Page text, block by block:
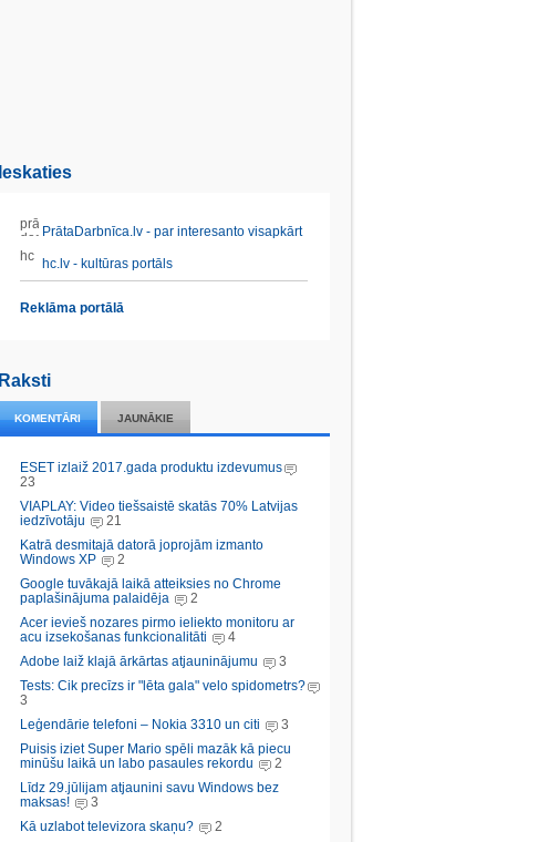
Ieskaties
PrātaDarbnīca.lv - par interesanto visapkārt
hc.lv - kultūras portāls
Reklāma portālā
Raksti
KOMENTĀRI JAUNĀKIE
ESET izlaiž 2017.gada produktu izdevumus
23
VIAPLAY: Video tiešsaistē skatās 70% Latvijas
iedzīvotāju
21
Katrā desmitajā datorā joprojām izmanto
Windows XP
2
Google tuvākajā laikā atteiksies no Chrome
paplašinājuma palaidēja
2
Acer ievieš nozares pirmo ieliekto monitoru ar
acu izsekošanas funkcionalitāti
4
Adobe laiž klajā ārkārtas atjauninājumu
3
Tests: Cik precīzs ir "lēta gala" velo spidometrs?
3
Leģendārie telefoni – Nokia 3310 un citi
3
Puisis iziet Super Mario spēli mazāk kā piecu
minūšu laikā un labo pasaules rekordu
2
Līdz 29.jūlijam atjaunini savu Windows bez
maksas!
3
Kā uzlabot televizora skaņu?
2